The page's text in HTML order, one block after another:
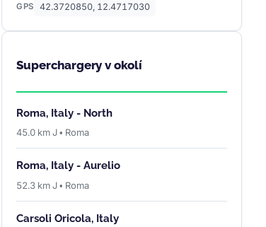
GPS 42.3720850, 12.4717030
Superchargery v okolí
Roma, Italy - North
45.0 km J • Roma
Roma, Italy - Aurelio
52.3 km J • Roma
Carsoli Oricola, Italy